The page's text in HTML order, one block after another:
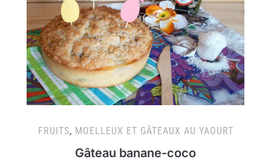
FRUITS, MOELLEUX ET GÂTEAUX AU YAOURT
Gâteau banane-coco